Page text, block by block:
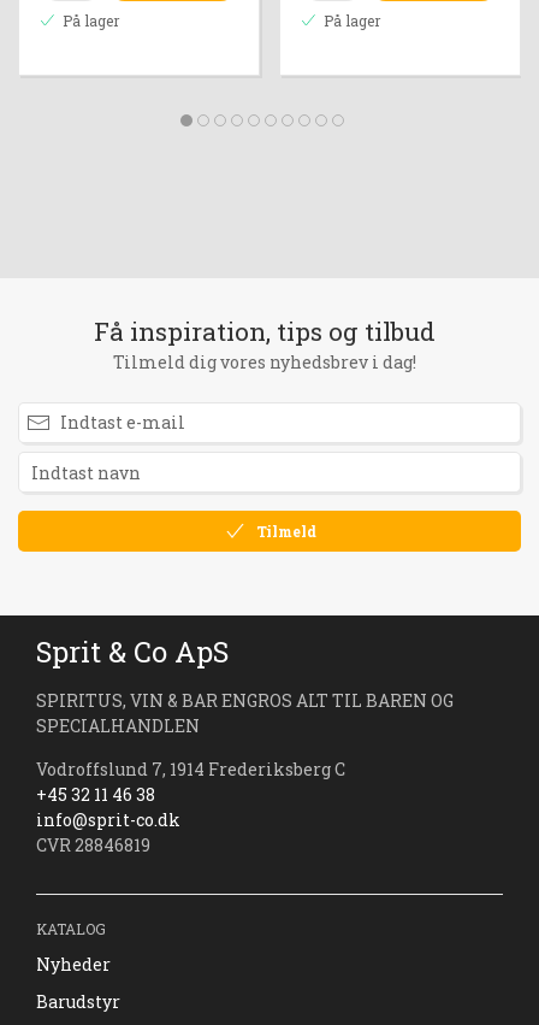
På lager På lager
Få inspiration, tips og tilbud
Tilmeld dig vores nyhedsbrev i dag!
Tilmeld
Sprit & Co ApS
SPIRITUS, VIN & BAR ENGROS ALT TIL BAREN OG
SPECIALHANDLEN
Vodroffslund 7, 1914 Frederiksberg C
+45 32 11 46 38
info@sprit-co.dk
CVR 28846819
KATALOG
Nyheder
Barudstyr